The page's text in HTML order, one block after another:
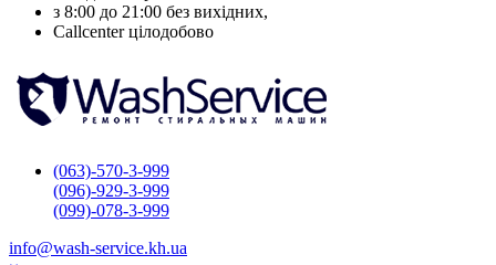
з 8:00 до 21:00 без вихідних,
Callcenter цілодобово
(063)-570-3-999
(096)-929-3-999
(099)-078-3-999
info@wash-service.kh.ua